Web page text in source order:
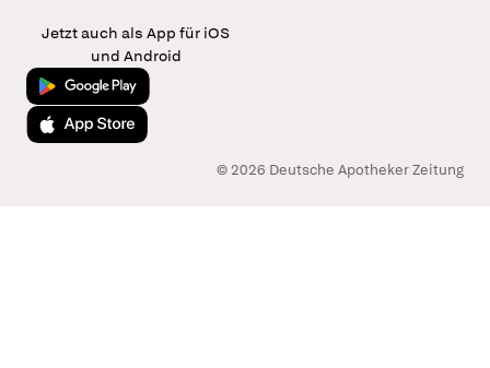
Jetzt auch als App für iOS
und Android
Jetzt bei Google Play
Laden im App Store
© 2026 Deutsche Apotheker Zeitung